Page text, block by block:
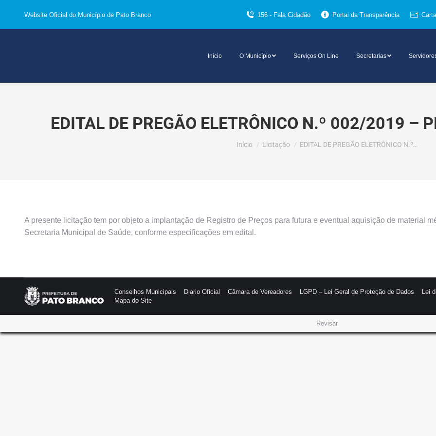
Website Oficial do Município de Pato Branco 156 - Fala Cidadão Portal da Transparência
Início O Município Serviços On Line Secretarias
EDITAL DE PREGÃO ELETRÔNICO N.º 002/2019 –
Você está aqui:
Início Licitação EDITAL DE PREGÃO ELETRÔNICO N.º…
A presente licitação tem por objeto a implantação de Registro de Preços para futura e eventual aquisição de material
Secretaria Municipal de Saúde, conforme especificações em edital.
Conselhos Municipais Diario Oficial Câmara de Vereadores LGPD – Lei Geral de Proteção de Dados Lei
Mapa do Site
Revisar